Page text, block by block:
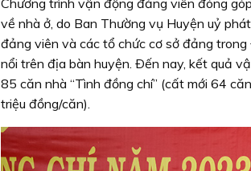
Chương trình vận động đảng viên đóng
về nhà ở, do Ban Thường vụ Huyện uỷ
đảng viên và các tổ chức cơ sở đảng
nổi trên địa bàn huyện. Ðến nay, kết quả
85 căn nhà “Tình đồng chí” (cất mới 64
triệu đồng/căn).